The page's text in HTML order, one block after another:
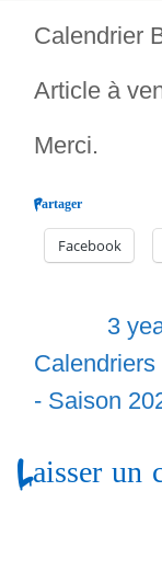
Calendrier
Article à
Merci.
Partager
Facebook
Posted
3
Calendriers
- Saison
Laisser un